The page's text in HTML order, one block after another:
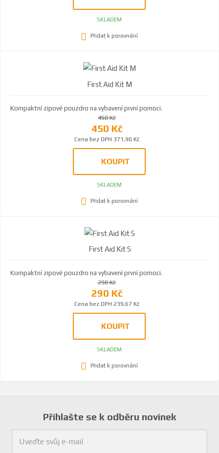
SKLADEM
Přidat k porovnání
First Aid Kit M
Kompaktní zipové pouzdro na vybavení první pomoci.
450 Kč
450 Kč
Cena bez DPH 371,90 Kč
KOUPIT
SKLADEM
Přidat k porovnání
First Aid Kit S
Kompaktní zipové pouzdro na vybavení první pomoci.
290 Kč
290 Kč
Cena bez DPH 239,67 Kč
KOUPIT
SKLADEM
Přidat k porovnání
Přihlašte se k odběru novinek